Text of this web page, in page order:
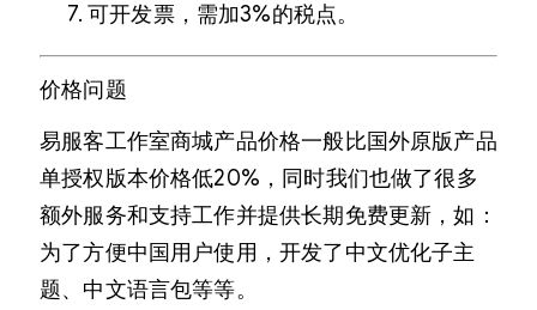
可开发票，需加3%的税点。
价格问题
易服客工作室商城产品价格一般比国外原版产品
单授权版本价格低20%，同时我们也做了很多
额外服务和支持工作并提供长期免费更新，如：
为了方便中国用户使用，开发了中文优化子主
题、中文语言包等等。